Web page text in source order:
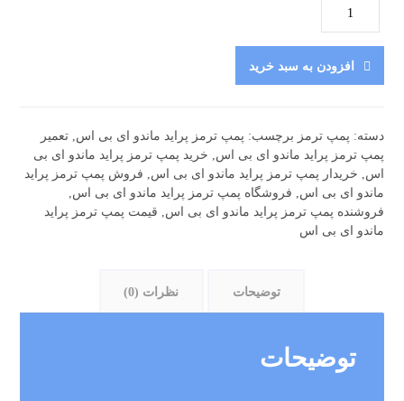
افزودن به سبد خرید
دسته: پمپ ترمز برچسب: پمپ ترمز پراید ماندو ای بی اس,تعمیر
پمپ ترمز پراید ماندو ای بی اس, خرید پمپ ترمز پراید ماندو ای بی
اس, خریدار پمپ ترمز پراید ماندو ای بی اس, فروش پمپ ترمز پراید
ماندو ای بی اس, فروشگاه پمپ ترمز پراید ماندو ای بی اس,
فروشنده پمپ ترمز پراید ماندو ای بی اس, قیمت پمپ ترمز پراید
ماندو ای بی اس
توضیحات نظرات (0)
توضیحات